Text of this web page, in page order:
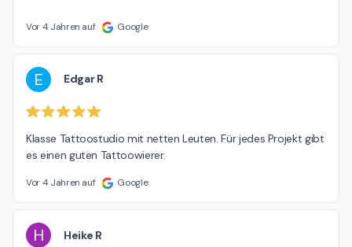
Vor 4 Jahren auf Google
E Edgar R
Klasse Tattoostudio mit netten Leuten. Für jedes Projekt gibt
es einen guten Tattoowierer.
Vor 4 Jahren auf Google
H Heike R